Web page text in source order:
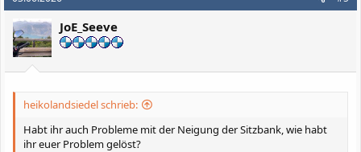
t
o
n
e
n
JoE_Seeve
heikolandsiedel schrieb:
Habt ihr auch Probleme mit der Neigung der Sitzbank, wie habt
ihr euer Problem gelöst?